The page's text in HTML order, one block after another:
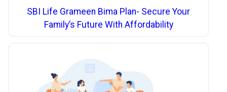
SBI Life Grameen Bima Plan- Secure Your
Family’s Future With Affordability